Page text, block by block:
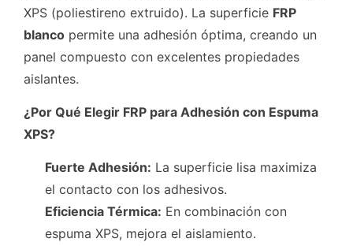
XPS (poliestireno extruido). La superficie FRP
blanco permite una adhesión óptima, creando un
panel compuesto con excelentes propiedades
aislantes.
¿Por Qué Elegir FRP para Adhesión con Espuma
XPS?
Fuerte Adhesión: La superficie lisa maximiza
el contacto con los adhesivos.
Eficiencia Térmica: En combinación con
espuma XPS, mejora el aislamiento.